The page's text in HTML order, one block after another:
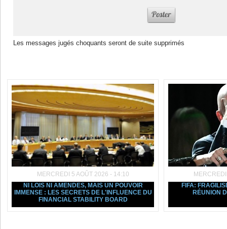
Les messages jugés choquants seront de suite supprimés
MERCREDI 5 AOÛT 2026 - 14:10
NI LOIS NI AMENDES, MAIS UN POUVOIR
IMMENSE : LES SECRETS DE L'INFLUENCE DU
FINANCIAL STABILITY BOARD
FIFA:
RÉUNION